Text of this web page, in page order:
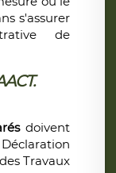
s'assurer
de
doivent
Travaux